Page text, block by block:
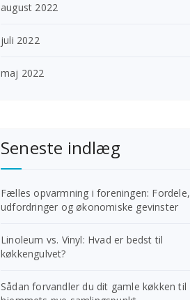
august 2022
juli 2022
maj 2022
Seneste indlæg
Fælles opvarmning i foreningen: Fordele,
udfordringer og økonomiske gevinster
Linoleum vs. Vinyl: Hvad er bedst til
køkkengulvet?
Sådan forvandler du dit gamle køkken til